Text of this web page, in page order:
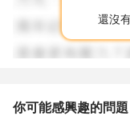
還沒
你可能感興趣的問題